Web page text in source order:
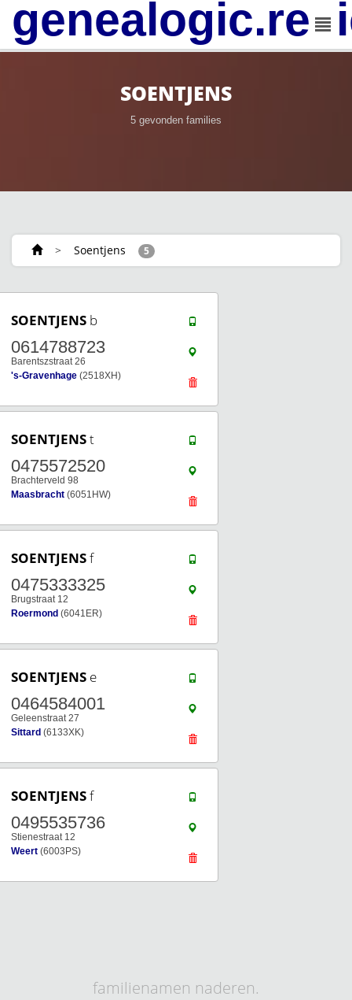
SOENTJENS
5 gevonden families
> Soentjens 5
SOENTJENS b
0614788723
Barentszstraat 26
's-Gravenhage (2518XH)
SOENTJENSt
0475572520
Brachterveld 98
Maasbracht (6051HW)
SOENTJENSf
0475333325
Brugstraat 12
Roermond (6041ER)
SOENTJENS e
0464584001
Geleenstraat 27
Sittard (6133XK)
SOENTJENSf
0495535736
Stienestraat 12
Weert (6003PS)
familienamen naderen.